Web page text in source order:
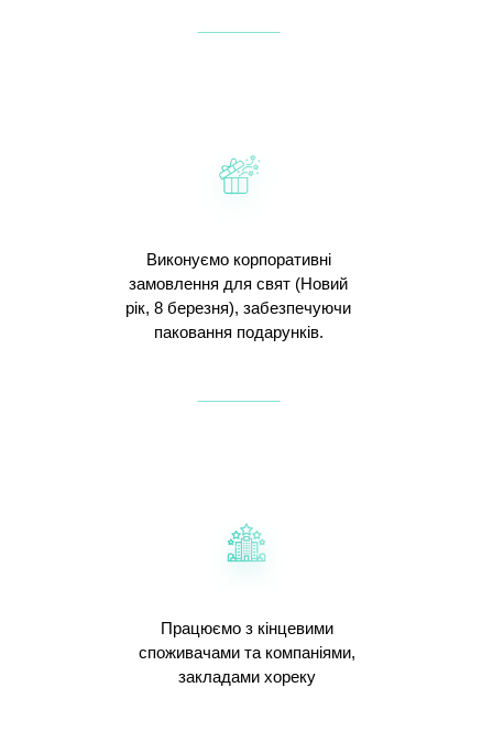
Виконуємо корпоративні
замовлення для свят (Новий
рік, 8 березня), забезпечуючи
паковання подарунків.
Працюємо з кінцевими
споживачами та компаніями,
закладами хореку